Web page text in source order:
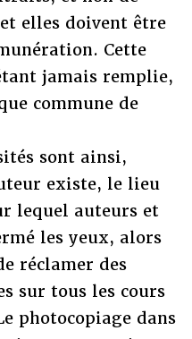
elles doivent être
Cette
jamais remplie,
commune de
sont ainsi,
existe, le lieu
lequel auteurs et
les yeux, alors
réclamer des
sur tous les cours
photocopiage dans